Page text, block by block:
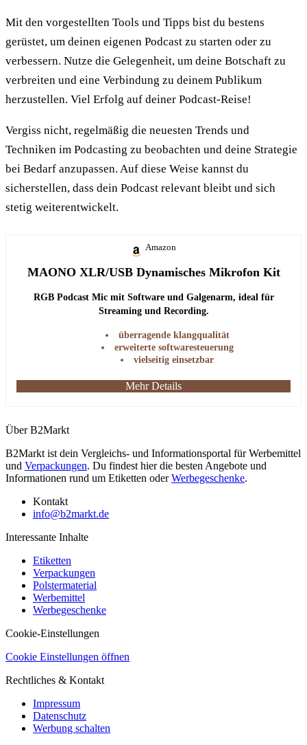
Mit den vorgestellten Tools und Tipps bist du bestens
gerüstet, um deinen eigenen Podcast zu starten oder zu
verbessern. Nutze die Gelegenheit, um deine Botschaft zu
verbreiten und eine Verbindung zu deinem Publikum
herzustellen. Viel Erfolg auf deiner Podcast-Reise!
Vergiss nicht, regelmäßig die neuesten Trends und
Techniken im Podcasting zu beobachten und deine Strategie
bei Bedarf anzupassen. Auf diese Weise kannst du
sicherstellen, dass dein Podcast relevant bleibt und sich
stetig weiterentwickelt.
Amazon
MAONO XLR/USB Dynamisches Mikrofon Kit
RGB Podcast Mic mit Software und Galgenarm, ideal für
Streaming und Recording.
überragende klangqualität
erweiterte softwaresteuerung
vielseitig einsetzbar
Mehr Details
Über B2Markt
B2Markt ist dein Vergleichs- und Informationsportal für Werbemittel
und Verpackungen. Du findest hier die besten Angebote und
Informationen rund um Etiketten oderWerbegeschenke.
Kontakt
info@b2markt.de
Interessante Inhalte
Etiketten
Verpackungen
Polstermaterial
Werbemittel
Werbegeschenke
Cookie-Einstellungen
Cookie Einstellungen öffnen
Rechtliches & Kontakt
Impressum
Datenschutz
Werbung schalten